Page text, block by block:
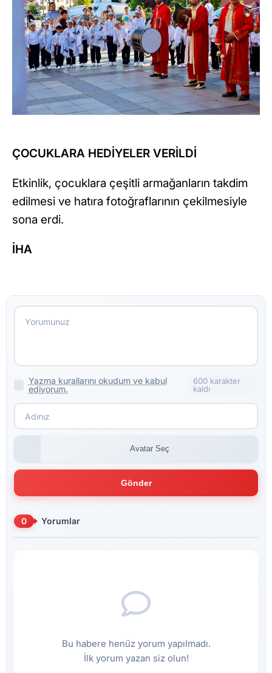
ÇOCUKLARA HEDİYELER VERİLDİ
Etkinlik, çocuklara çeşitli armağanların takdim
edilmesi ve hatıra fotoğraflarının çekilmesiyle
sona erdi.
İHA
Yazma kurallarını okudum ve kabul
ediyorum.
600 karakter
kaldı
Avatar Seç
Gönder
0 Yorumlar
Bu habere henüz yorum yapılmadı.
İlk yorum yazan siz olun!